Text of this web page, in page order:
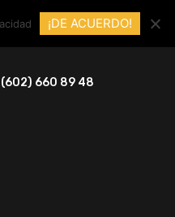
(602) 660 89 48
¡DE ACUERDO!